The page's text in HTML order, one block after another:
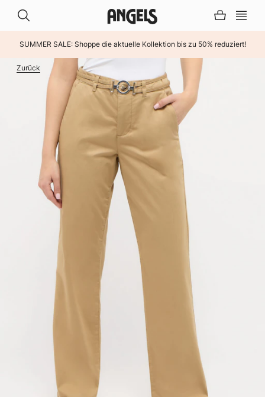
SUMMER SALE: Shoppe die aktuelle Kollektion bis zu 50% reduziert!
Zurück